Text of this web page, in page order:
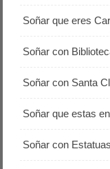
Soñar que eres
Soñar con
Soñar con Santa
Soñar que estas
Soñar con